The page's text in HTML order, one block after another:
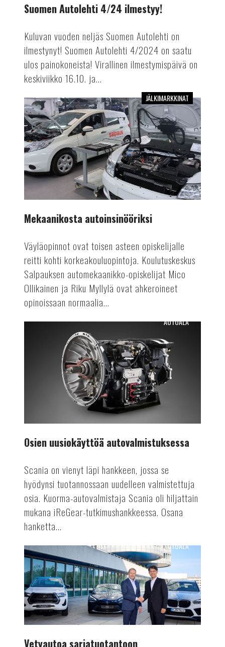
Suomen Autolehti 4/24 ilmestyy!
Kuluvan vuoden neljäs Suomen Autolehti on
ilmestynyt! Suomen Autolehti 4/2024 on saatu
ulos painokoneista! Virallinen ilmestymispäivä on
keskiviikko 16.10. ja...
Mekaanikosta
autoinsinööriksi
JÄLKIMARKKINAT
Mekaanikosta autoinsinööriksi
Väyläopinnot ovat toisen asteen opiskelijalle
reitti kohti korkeakouluopintoja. Koulutuskeskus
Salpauksen automekaanikko-opiskelijat Mico
Ollikainen ja Riku Myllylä ovat ahkeroineet
opinoissaan normaalia...
autovalmistuksessa
AUTOALA
Osien uusiokäyttöä autovalmistuksessa
Scania on vienyt läpi hankkeen, jossa se
hyödynsi tuotannossaan uudelleen valmistettuja
osia. Kuorma-autovalmistaja Scania oli hiljattain
mukana iReGear-tutkimushankkeessa. Osana
hanketta...
Vetyautoa
sarjatuotantoon
AUTOALA
Vetyautoa sarjatuotantoon